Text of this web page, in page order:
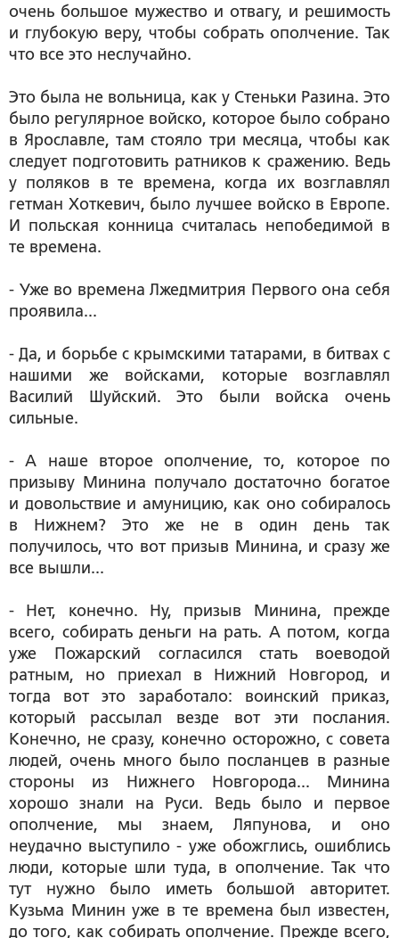
очень большое мужество и отвагу, и решимость
и глубокую веру, чтобы собрать ополчение. Так
что все это неслучайно.
Это была не вольница, как у Стеньки Разина. Это
было регулярное войско, которое было собрано
в Ярославле, там стояло три месяца, чтобы как
следует подготовить ратников к сражению. Ведь
у поляков в те времена, когда их возглавлял
гетман Хоткевич, было лучшее войско в Европе.
И польская конница считалась непобедимой в
те времена.
- Уже во времена Лжедмитрия Первого она себя
проявила...
- Да, и борьбе с крымскими татарами, в битвах с
нашими же войсками, которые возглавлял
Василий Шуйский. Это были войска очень
сильные.
- А наше второе ополчение, то, которое по
призыву Минина получало достаточно богатое
и довольствие и амуницию, как оно собиралось
в Нижнем? Это же не в один день так
получилось, что вот призыв Минина, и сразу же
все вышли...
- Нет, конечно. Ну, призыв Минина, прежде
всего, собирать деньги на рать. А потом, когда
уже Пожарский согласился стать воеводой
ратным, но приехал в Нижний Новгород, и
тогда вот это заработало: воинский приказ,
который рассылал везде вот эти послания.
Конечно, не сразу, конечно осторожно, с совета
людей, очень много было посланцев в разные
стороны из Нижнего Новгорода... Минина
хорошо знали на Руси. Ведь было и первое
ополчение, мы знаем, Ляпунова, и оно
неудачно выступило - уже обожглись, ошиблись
люди, которые шли туда, в ополчение. Так что
тут нужно было иметь большой авторитет.
Кузьма Минин уже в те времена был известен,
до того, как собирать ополчение. Прежде всего,